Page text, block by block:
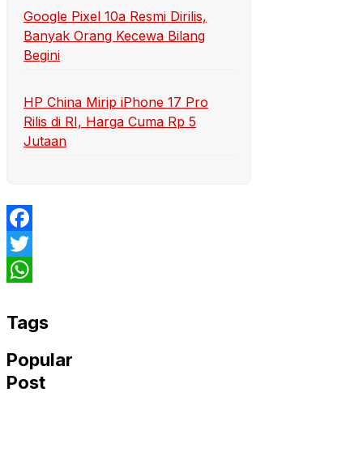
Google Pixel 10a Resmi Dirilis,
Banyak Orang Kecewa Bilang
Begini
HP China Mirip iPhone 17 Pro
Rilis di RI, Harga Cuma Rp 5
Jutaan
Facebook
Twitter
Tags
Popular
Post